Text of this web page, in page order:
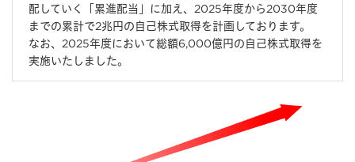
配していく「累進配当」に加え、2025年度から2030年度
までの累計で2兆円の自己株式取得を計画しております。
なお、2025年度において総額6,000億円の自己株式取得を
実施いたしました。